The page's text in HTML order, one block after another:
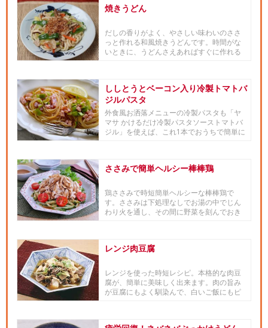
焼きうどん
だしの香りがよく、やさしい味わいのささ
っと作れる和風焼きうどんです。時間がな
いときに、うどんさえあればすぐに作れる
ししとうとベーコン入り冷製トマトバ
ジルパスタ
外食風お洒落メニューの冷製パスタも「ヤ
マサ かけるだけ冷製パスタソーストマトバ
ジル」を使えば、これ1本でおうちで簡単に
ささみで簡単ヘルシー棒棒鶏
鶏ささみで時短簡単ヘルシーな棒棒鶏で
す。ささみは下処理なしでお湯の中でじん
わり火を通し、その間に野菜を刻んでおき
レンジ肉豆腐
レンジを使った時短レシピ。本格的な肉豆
腐が、簡単に美味しく出来ます。肉の旨み
が豆腐にもよく馴染んで、白いご飯にもピ